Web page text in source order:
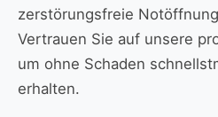
zerstörungsfreie
Vertrauen Sie auf unsere
um ohne Schaden
erhalten.